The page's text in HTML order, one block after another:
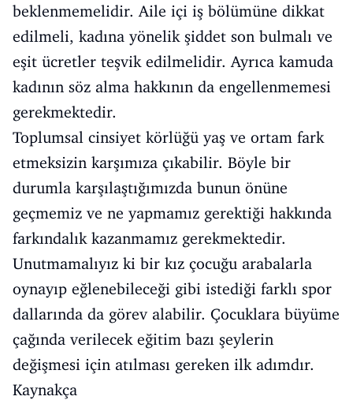
beklenmemelidir. Aile içi iş bölümüne dikkat
edilmeli, kadına yönelik şiddet son bulmalı ve
eşit ücretler teşvik edilmelidir. Ayrıca kamuda
kadının söz alma hakkının da engellenmemesi
gerekmektedir.
Toplumsal cinsiyet körlüğü yaş ve ortam fark
etmeksizin karşımıza çıkabilir. Böyle bir
durumla karşılaştığımızda bunun önüne
geçmemiz ve ne yapmamız gerektiği hakkında
farkındalık kazanmamız gerekmektedir.
Unutmamalıyız ki bir kız çocuğu arabalarla
oynayıp eğlenebileceği gibi istediği farklı spor
dallarında da görev alabilir. Çocuklara büyüme
çağında verilecek eğitim bazı şeylerin
değişmesi için atılması gereken ilk adımdır.
Kaynakça